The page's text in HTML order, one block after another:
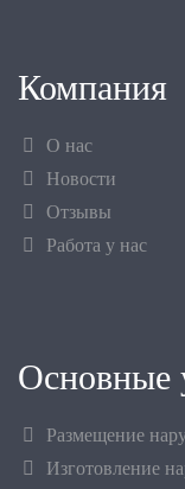
Компания
О нас
Новости
Отзывы
Работа у нас
Основные
Размещение
Изготовление